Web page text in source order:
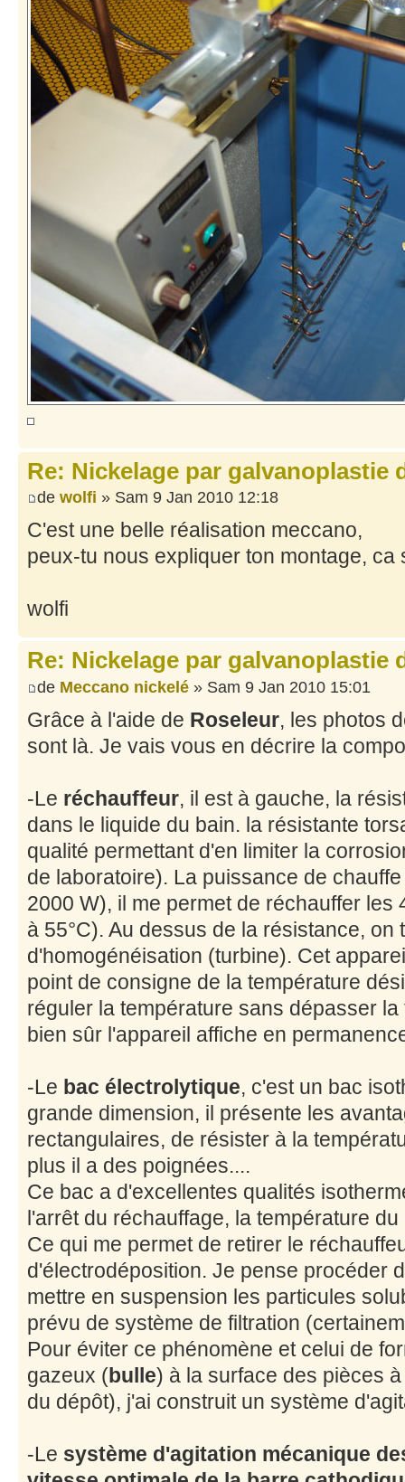
Re: Nickelage par galvanoplastie
de wolfi » Sam 9 Jan 2010 12:18
C'est une belle réalisation meccano,
peux-tu nous expliquer ton montage, ca
wolfi
Re: Nickelage par galvanoplastie
de Meccano nickelé » Sam 9 Jan 2010 15:01
Grâce à l'aide de Roseleur, les photos
sont là. Je vais vous en décrire la
-Le réchauffeur, il est à gauche, la
dans le liquide du bain. la résistante
qualité permettant d'en limiter la
de laboratoire). La puissance de
2000 W), il me permet de réchauffer les
à 55°C). Au dessus de la résistance, on
d'homogénéisation (turbine). Cet
point de consigne de la température
réguler la température sans dépasser
bien sûr l'appareil affiche en
-Le bac électrolytique, c'est un bac
grande dimension, il présente les
rectangulaires, de résister à la
plus il a des poignées....
Ce bac a d'excellentes qualités
l'arrêt du réchauffage, la température
Ce qui me permet de retirer le
d'électrodéposition. Je pense procéder
mettre en suspension les particules
prévu de système de filtration
Pour éviter ce phénomène et celui de
gazeux (bulle) à la surface des pièces
du dépôt), j'ai construit un système
-Le système d'agitation mécanique